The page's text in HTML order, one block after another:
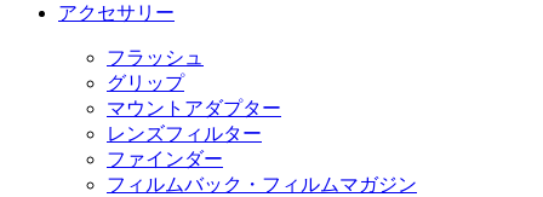
アクセサリー
フラッシュ
グリップ
マウントアダプター
レンズフィルター
ファインダー
フィルムバック・フィルムマガジン